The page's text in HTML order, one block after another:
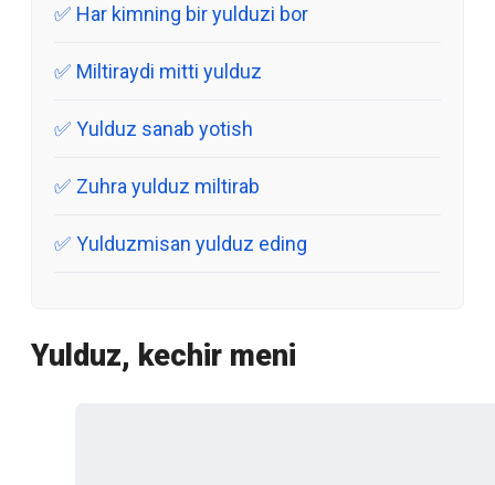
Har kimning bir yulduzi bor
Miltiraydi mitti yulduz
Yulduz sanab yotish
Zuhra yulduz miltirab
Yulduzmisan yulduz eding
Yulduz, kechir meni